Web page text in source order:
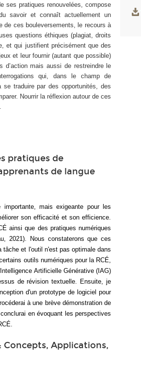
ses pratiques renouvelées, compose
savoir et connaît actuellement un
de ces bouleversements, le recours à
questions éthiques (plagiat, droits
et qui justifient précisément que des
et leur fournir (autant que possible)
d’action mais aussi de restreindre le
qui, dans le champ de
se traduire par des opportunités, des
Nourrir la réflexion autour de ces
pratiques de
de langue
importante, mais exigeante pour les
son efficacité et son efficience.
ainsi que des pratiques numériques
2021). Nous constaterons que ces
tâche et l'outil n'est pas optimale dans
outils numériques pour la RCÉ,
Artificielle Générative (IAG)
de révision textuelle. Ensuite, je
d'un prototype de logiciel pour
à une brève démonstration de
en évoquant les perspectives
Concepts, Applications,